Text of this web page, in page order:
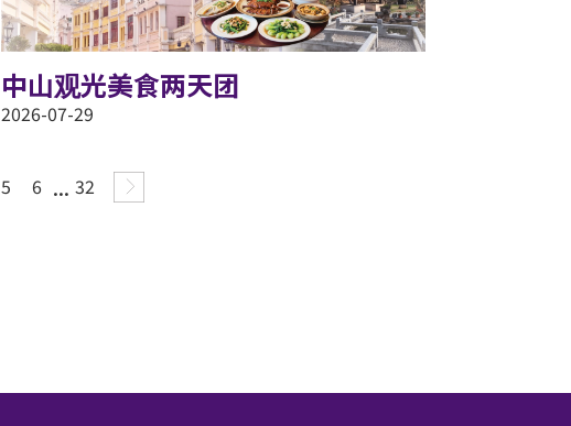
中山观光美食两天团
2026-07-29
5 6 ... 32